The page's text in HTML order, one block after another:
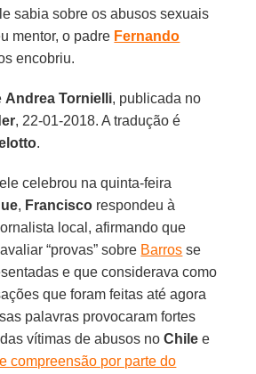
sabia sobre os abusos sexuais
mentor, o padre Fernando
encobriu.
Andrea Tornielli, publicada no
, 22-01-2018. A tradução é
.
celebrou na quinta-feira
, Francisco respondeu à
local, afirmando que
“provas” sobre Barros se
e que considerava como
que foram feitas até agora
palavras provocaram fortes
vítimas de abusos noChile e
compreensão por parte do